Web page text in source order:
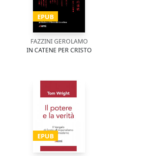
EPUB
FAZZINI GEROLAMO
IN CATENE PER CRISTO
EPUB